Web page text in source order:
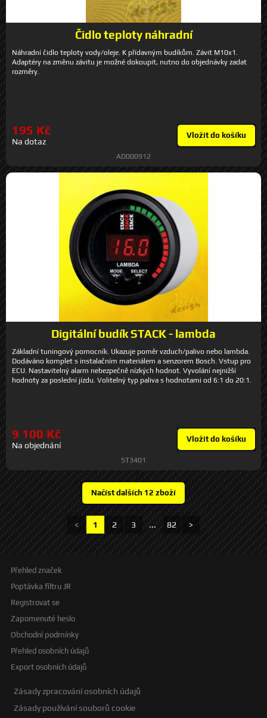
Čidlo teploty náhradní
Náhradní čidlo teploty vody/oleje. K přídavným budíkům. Závit M10x1.
Adaptéry na změnu závitu je možné dokoupit, nutno do objednávky zadat
rozměry.
195 Kč
Na dotaz
Vložit do košíku
AD000912
Digitální budík STACK - lambda
Základní tuningový pomocník. Ukazuje poměr vzduch/palivo nebo lambda.
Dodáváno komplet s instalačním materiálem a senzorem Bosch. Vstup pro
ECU. Nastavitelný alarm nebezpečně nízkých hodnot. Vyvolání nejnižší
hodnoty za poslední jízdu. Volitelný typ paliva s hodnotami od 6:1 do 20:1.
9 100 Kč
Na objednání
Vložit do košíku
ST3401
< 1 2 3 ... 82 >
Přehled značek
Poptávka filtru JR
Registrovat se
Zapomenuté heslo
Obchodní podmínky
Přehled osobních údajů
Export osobních údajů
Zásady zpracování osobních údajů
Zásady používání souborů cookie